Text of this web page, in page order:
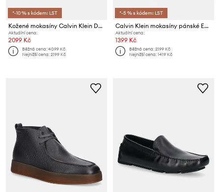
*-10 % s kódem: LST
Kožené mokasíny Calvin Klein DRIVER LTH
Aktuální cena:
2099 Kč
Běžná cena:4099 Kč
Nejnižší cena:2199 Kč
*-5 % s kódem: LST
Calvin Klein mokasíny pánské ESPADRILLE AOP CV
Aktuální cena:
1399 Kč
Běžná cena:2199 Kč
Nejnižší cena:1419 Kč